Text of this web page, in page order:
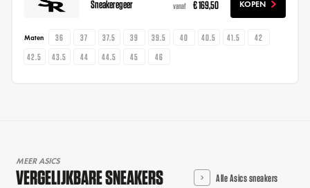
Sneakeregeer vanaf € 169,50 KOPEN
Maten 36 37 37.5 39 39.5 40 40.5 41.5
42
42.5
43.5 44 44.5 45 46
MEER ASICS
VERGELIJKBARE SNEAKERS Alle Asics sneakers